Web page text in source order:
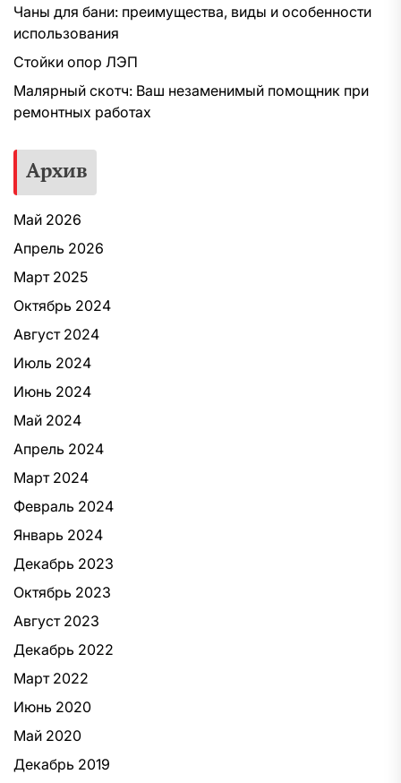
Чаны для бани: преимущества, виды и особенности
использования
Стойки опор ЛЭП
Малярный скотч: Ваш незаменимый помощник при
ремонтных работах
Архив
Май 2026
Апрель 2026
Март 2025
Октябрь 2024
Август 2024
Июль 2024
Июнь 2024
Май 2024
Апрель 2024
Март 2024
Февраль 2024
Январь 2024
Декабрь 2023
Октябрь 2023
Август 2023
Декабрь 2022
Март 2022
Июнь 2020
Май 2020
Декабрь 2019